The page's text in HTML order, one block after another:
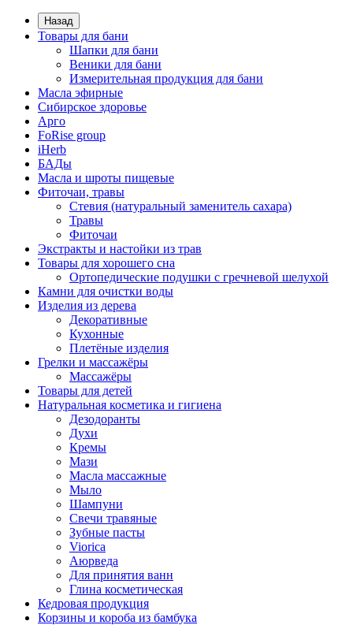
Назад
Товары для бани
Шапки для бани
Веники для бани
Измерительная продукция для бани
Масла эфирные
Сибирское здоровье
Арго
FoRise group
iHerb
БАДы
Масла и шроты пищевые
Фиточаи, травы
Стевия (натуральный заменитель сахара)
Травы
Фиточаи
Экстракты и настойки из трав
Товары для хорошего сна
Ортопедические подушки с гречневой шелухой
Камни для очистки воды
Изделия из дерева
Декоративные
Кухонные
Плетёные изделия
Грелки и массажёры
Массажёры
Товары для детей
Натуральная косметика и гигиена
Дезодоранты
Духи
Кремы
Мази
Масла массажные
Мыло
Шампуни
Свечи травяные
Зубные пасты
Viorica
Аюрведа
Для принятия ванн
Глина косметическая
Кедровая продукция
Корзины и короба из бамбука